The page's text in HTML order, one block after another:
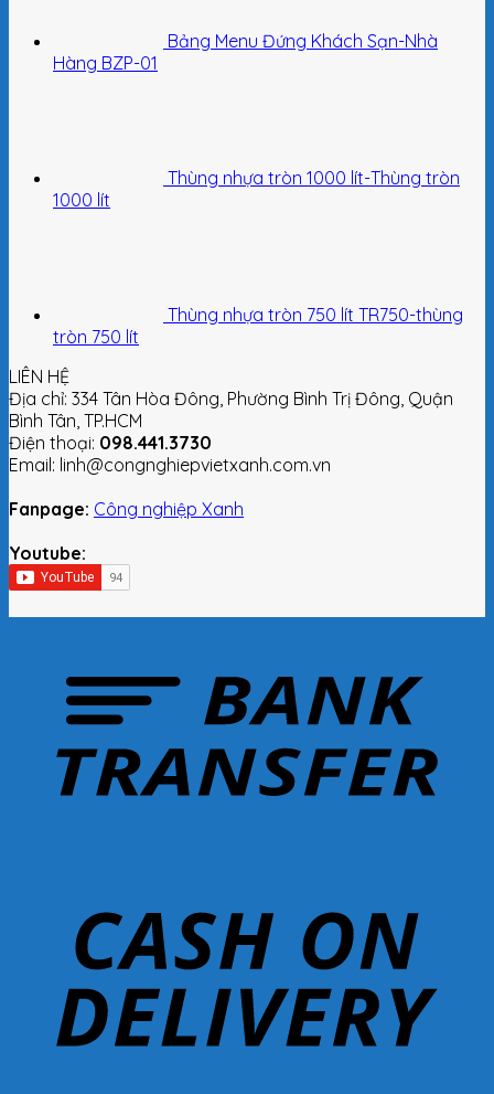
Bảng Menu Đứng Khách Sạn-Nhà
Hàng BZP-01
Thùng nhựa tròn 1000 lít-Thùng tròn
1000 lít
Thùng nhựa tròn 750 lít TR750-thùng
tròn 750 lít
LIÊN HỆ
Địa chỉ: 334 Tân Hòa Đông, Phường Bình Trị Đông, Quận
Bình Tân, TP.HCM
Điện thoại: 098.441.3730
Email: linh@congnghiepvietxanh.com.vn
Fanpage: Công nghiệp Xanh
Youtube: